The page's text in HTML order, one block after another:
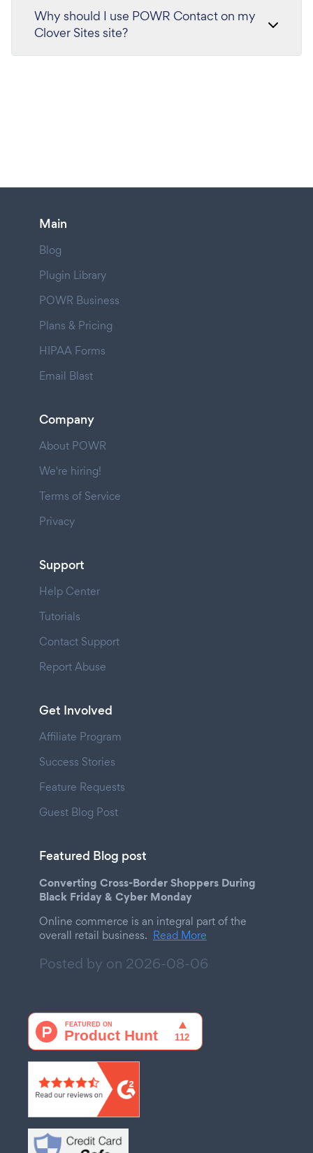
Why should I use POWR Contact on my
Clover Sites site?
Main
Blog
Plugin Library
POWR Business
Plans & Pricing
HIPAA Forms
Email Blast
Company
About POWR
We're hiring!
Terms of Service
Privacy
Support
Help Center
Tutorials
Contact Support
Report Abuse
Get Involved
Affiliate Program
Success Stories
Feature Requests
Guest Blog Post
Featured Blog post
Converting Cross-Border Shoppers During
Black Friday & Cyber Monday
Online commerce is an integral part of the
overall retail business. Read More
Posted by on 2026-08-06